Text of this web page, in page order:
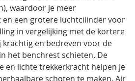
waardoor je meer
en een grotere luchtcilinder voor
in vergelijking met de kortere
en bedreven voor de
het benchrest schieten. De
en lichte trekkerkracht helpen je
schoten te maken. Air